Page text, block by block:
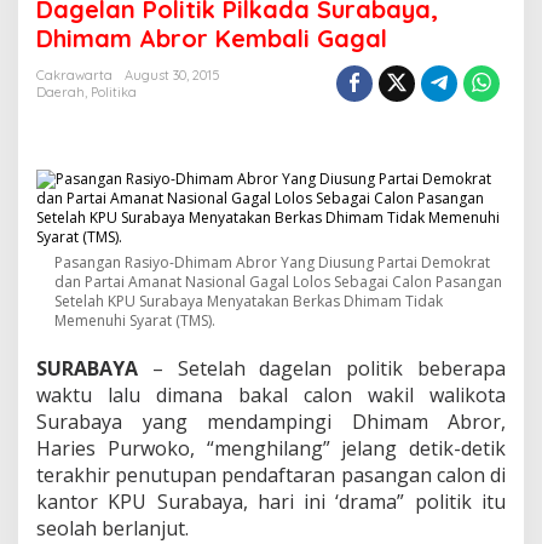
g
e
l
i
t
i
P
i
a
d
a
S
u
r
a
b
Dagelan Politik Pilkada Surabaya,
Dhimam Abror Kembali Gagal
Cakrawarta
August 30, 2015
Daerah, Politika
Pasangan Rasiyo-Dhimam Abror Yang Diusung Partai Demokrat
dan Partai Amanat Nasional Gagal Lolos Sebagai Calon Pasangan
Setelah KPU Surabaya Menyatakan Berkas Dhimam Tidak
Memenuhi Syarat (TMS).
SURABAYA – Setelah dagelan politik beberapa
waktu lalu dimana bakal calon wakil walikota
Surabaya yang mendampingi Dhimam Abror,
Haries Purwoko, “menghilang” jelang detik-detik
terakhir penutupan pendaftaran pasangan calon di
kantor KPU Surabaya, hari ini ‘drama” politik itu
seolah berlanjut.